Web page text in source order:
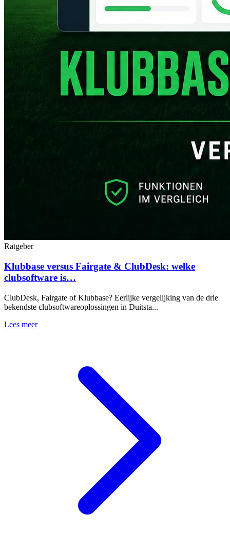
Ratgeber
Klubbase versus Fairgate & ClubDesk: welke
clubsoftware is…
ClubDesk, Fairgate of Klubbase? Eerlijke vergelijking van de drie
bekendste clubsoftwareoplossingen in Duitsta...
Lees meer